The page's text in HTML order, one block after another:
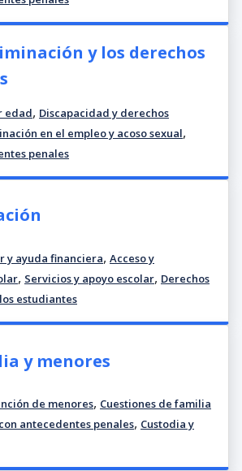
y los derechos
edad, Discapacidad y derechos
en el empleo y acoso sexual,
penales
y ayuda financiera, Acceso y
, Servicios y apoyo escolar, Derechos
estudiantes
y menores
de menores, Cuestiones de familia
antecedentes penales, Custodia y